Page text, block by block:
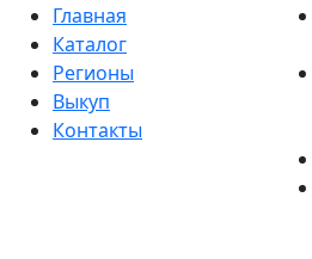
Главная
Каталог
Регионы
Выкуп
Контакты